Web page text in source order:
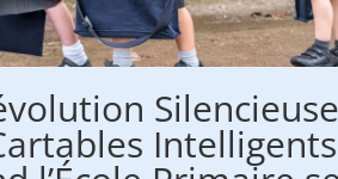
Silencieuse